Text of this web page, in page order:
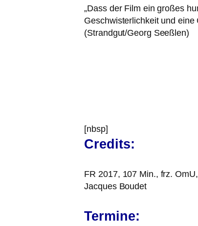
„Dass der Film ein gro­ßes
Geschwisterlichkeit und
(Strandgut/Georg Seeßlen)
[nbsp]
Credits:
FR 2017, 107 Min., frz.
Jacques Boudet
Termine: